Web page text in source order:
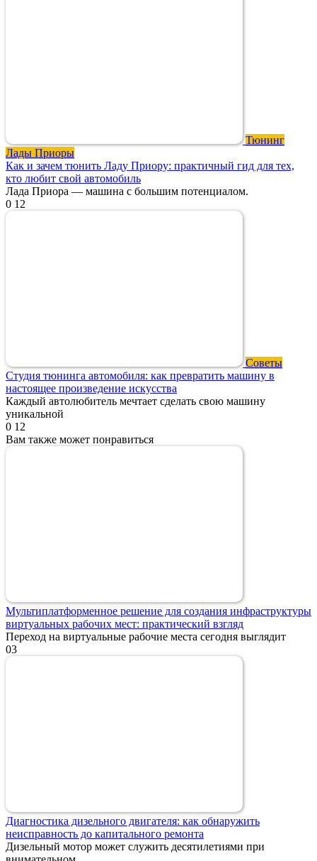
Тюнинг
Лады Приоры
Как и зачем тюнить Ладу Приору: практичный гид для тех,
кто любит свой автомобиль
Лада Приора — машина с большим потенциалом.
0 12
Советы
Студия тюнинга автомобиля: как превратить машину в
настоящее произведение искусства
Каждый автолюбитель мечтает сделать свою машину
уникальной
0 12
Вам также может понравиться
Мультиплатформенное решение для создания инфраструктуры
виртуальных рабочих мест: практический взгляд
Переход на виртуальные рабочие места сегодня выглядит
03
Диагностика дизельного двигателя: как обнаружить
неисправность до капитального ремонта
Дизельный мотор может служить десятилетиями при